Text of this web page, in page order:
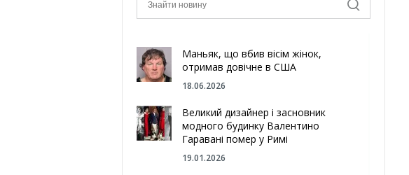
Маньяк, що вбив вісім жінок,
отримав довічне в США
18.06.2026
Великий дизайнер і засновник
модного будинку Валентино
Гаравані помер у Римі
19.01.2026